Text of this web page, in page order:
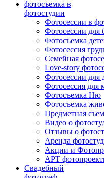
фотосъемка в
фотостудии
Фотосессии в
Фотосессии для
Фотосъемка
Фотосессия
Семейная
Love-story
Фотосессии
Фотосессия для
Фотосъемка Ню
Фотосъемка
Предметная
Видео о
Отзывы о
Аренда
Акции и
АРТ
Свадебный